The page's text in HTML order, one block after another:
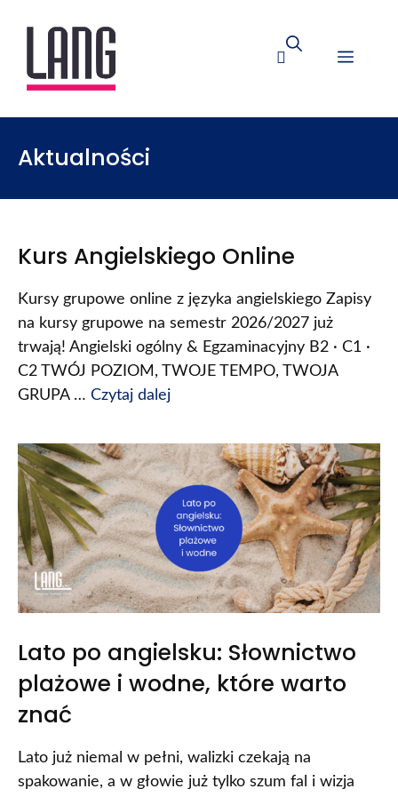
Aktualności
Kurs Angielskiego Online
Kursy grupowe online z języka angielskiego Zapisy
na kursy grupowe na semestr 2026/2027 już
trwają! Angielski ogólny & Egzaminacyjny B2 · C1 ·
C2 TWÓJ POZIOM, TWOJE TEMPO, TWOJA
GRUPA … Czytaj dalej
Lato po angielsku: Słownictwo
plażowe i wodne, które warto
znać
Lato już niemal w pełni, walizki czekają na
spakowanie, a w głowie już tylko szum fal i wizja